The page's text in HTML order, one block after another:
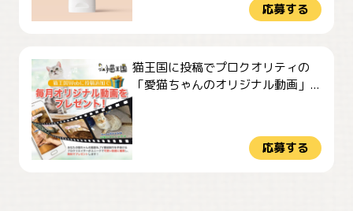
応募する
猫王国に投稿でプロクオリティの
「愛猫ちゃんのオリジナル動画」...
応募する